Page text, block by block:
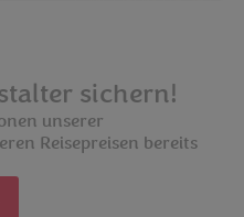
sichern!
unserer
Reisepreisen bereits